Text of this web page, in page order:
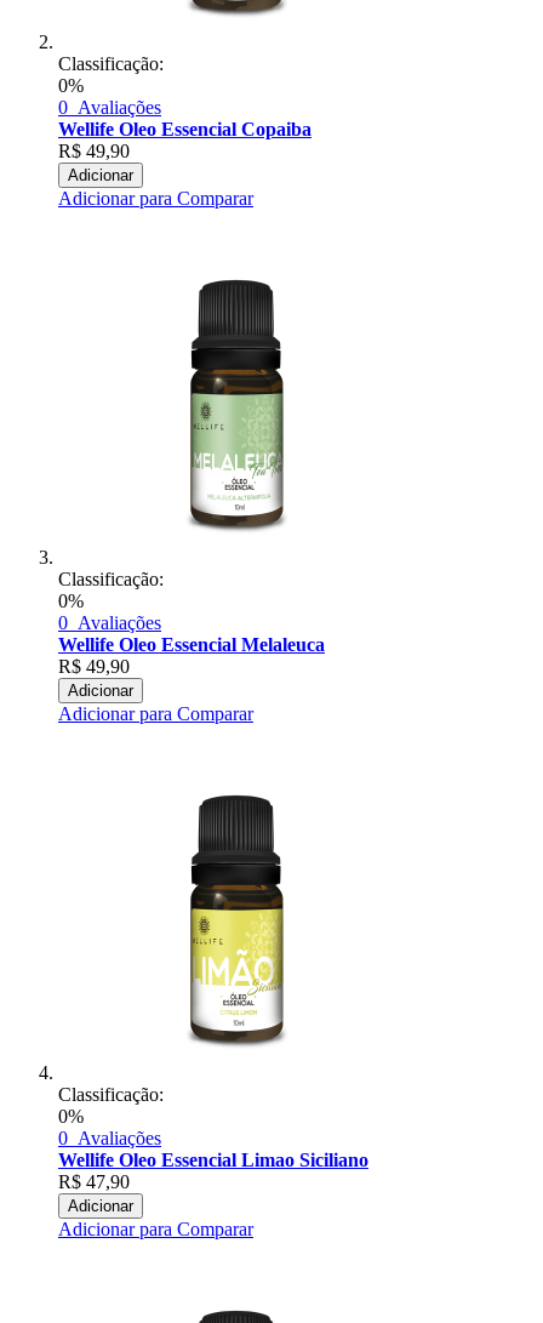
Classificação:
0%
0 Avaliações
Wellife Oleo Essencial Copaiba
R$ 49,90
Adicionar
Adicionar para Comparar
Classificação:
0%
0 Avaliações
Wellife Oleo Essencial Melaleuca
R$ 49,90
Adicionar
Adicionar para Comparar
Classificação:
0%
0 Avaliações
Wellife Oleo Essencial Limao Siciliano
R$ 47,90
Adicionar
Adicionar para Comparar